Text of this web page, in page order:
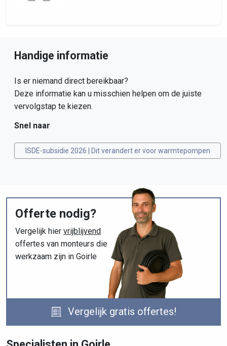
Handige informatie
Is er niemand direct bereikbaar?
Deze informatie kan u misschien helpen om de juiste
vervolgstap te kiezen.
Snel naar
ISDE-subsidie 2026 | Dit verandert er voor warmtepompen
Offerte nodig?
Vergelijk hier vrijblijvend
offertes van monteurs die
werkzaam zijn in Goirle
Vergelijk gratis offertes!